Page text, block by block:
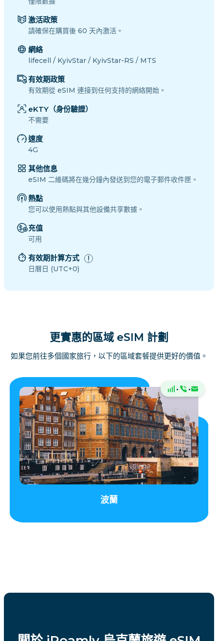
激活政策
請確保在購買後 60 天內激活。
網絡
lifecell / KyivStar / KyivStar-RS / MTS
有效期政策
有效期從 eSIM 連接到任何支持的網絡開始。
eKTY（身份驗證）
不需要
速度
4G
其他信息
eSIM 二維碼將在幾分鐘內發送到您的電子郵件收件匣。
熱點
您可以使用熱點與其他設備共享數據。
充值
可用
有效期計算方式
日曆日 (UTC+0)
更實惠的區域 eSIM 計劃
如果您前往多個國家旅行，以下的區域套餐提供更好的價值。
· ·
波蘭